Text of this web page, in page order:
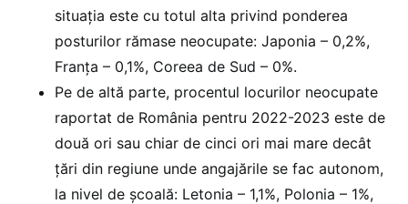
situația este cu totul alta privind ponderea
posturilor rămase neocupate: Japonia – 0,2%,
Franța – 0,1%, Coreea de Sud – 0%.
Pe de altă parte, procentul locurilor neocupate
raportat de România pentru 2022-2023 este de
două ori sau chiar de cinci ori mai mare decât
țări din regiune unde angajările se fac autonom,
la nivel de școală: Letonia – 1,1%, Polonia – 1%,